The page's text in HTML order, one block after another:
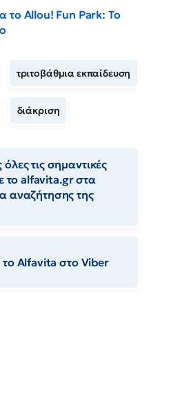
το Allou! Fun Park: Το
τριτοβάθμια εκπαίδευση
διάκριση
τις σημαντικές
το alfavita.gr στα
αναζήτησης της
Αlfavita στο Viber